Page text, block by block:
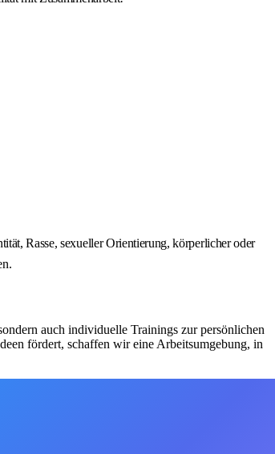
Rasse, sexueller Orientierung, körperlicher oder
auch individuelle Trainings zur persönlichen
fördert, schaffen wir eine Arbeitsumgebung, in